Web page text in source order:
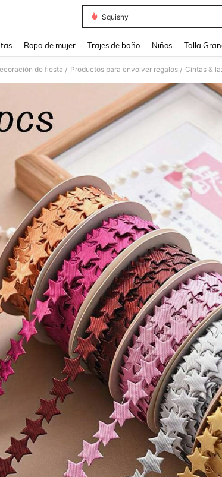
Squishy
Ropa de mujer Trajes de baño Niños Talla
de fiesta / Productos para envolver regalos / Cintas &